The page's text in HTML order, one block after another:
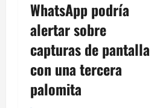
WhatsApp podría
alertar sobre
capturas de pantalla
con una tercera
palomita